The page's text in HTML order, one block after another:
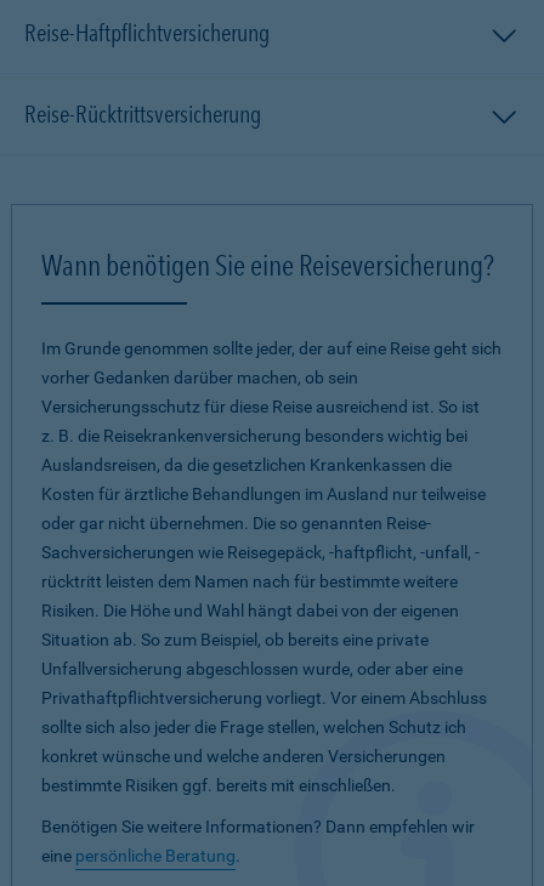
Reise-Haftpflichtversicherung
Reise-Rücktrittsversicherung
Wann benötigen Sie eine Reiseversicherung?
Im Grunde genommen sollte jeder, der auf eine Reise geht sich
vorher Gedanken darüber machen, ob sein
Versicherungsschutz für diese Reise ausreichend ist. So ist
z. B. die Reisekrankenversicherung besonders wichtig bei
Auslandsreisen, da die gesetzlichen Krankenkassen die
Kosten für ärztliche Behandlungen im Ausland nur teilweise
oder gar nicht übernehmen. Die so genannten Reise-
Sachversicherungen wie Reisegepäck, -haftpflicht, -unfall, -
rücktritt leisten dem Namen nach für bestimmte weitere
Risiken. Die Höhe und Wahl hängt dabei von der eigenen
Situation ab. So zum Beispiel, ob bereits eine private
Unfallversicherung abgeschlossen wurde, oder aber eine
Privathaftpflichtversicherung vorliegt. Vor einem Abschluss
sollte sich also jeder die Frage stellen, welchen Schutz ich
konkret wünsche und welche anderen Versicherungen
bestimmte Risiken ggf. bereits mit einschließen.
Benötigen Sie weitere Informationen? Dann empfehlen wir
eine persönliche Beratung.